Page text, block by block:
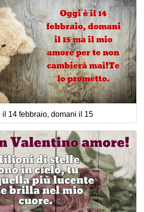
il 14 febbraio, domani il 15